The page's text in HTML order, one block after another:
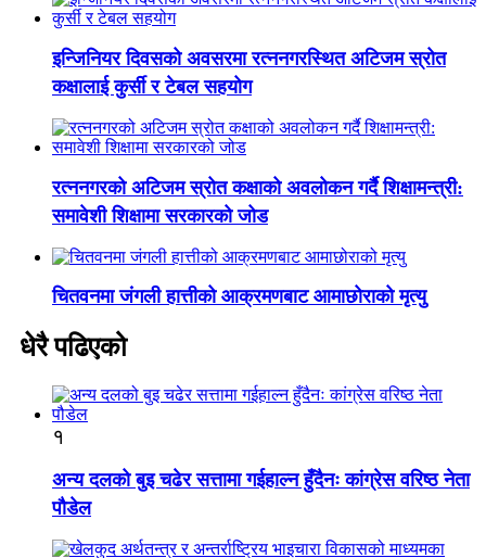
इन्जिनियर दिवसको अवसरमा रत्ननगरस्थित अटिजम स्रोत
कक्षालाई कुर्सी र टेबल सहयोग
रत्ननगरको अटिजम स्रोत कक्षाको अवलोकन गर्दै शिक्षामन्त्री:
समावेशी शिक्षामा सरकारको जोड
चितवनमा जंगली हात्तीको आक्रमणबाट आमाछोराको मृत्यु
धेरै पढिएको
१
अन्य दलको बुइ चढेर सत्तामा गईहाल्न हुँदैनः कांग्रेस वरिष्ठ नेता
पौडेल